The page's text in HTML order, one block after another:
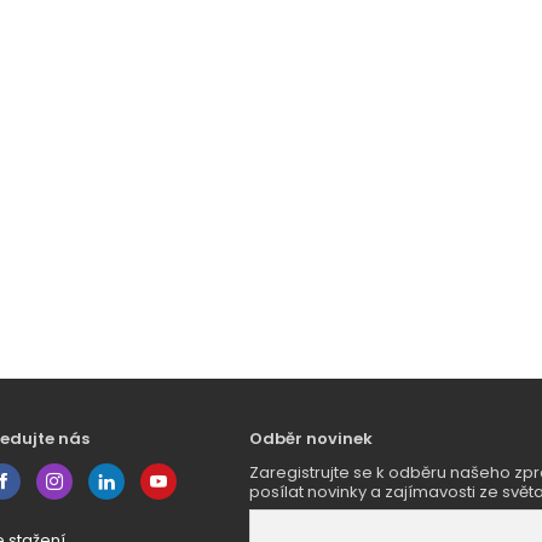
nás
Odběr novinek
Zaregistrujte se k odběru našeho
posílat novinky a zajímavosti ze světa